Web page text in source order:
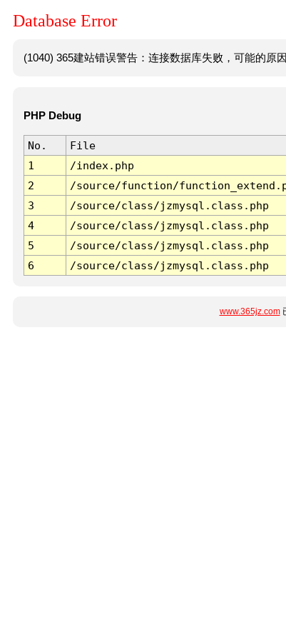
Database Error
(1040) 365建站错误警告：连接数据库失败，可能的原
PHP Debug
No. File
1
/index.php
2
/source/function/
3
/source/class/jzmysql.class.php
4
/source/class/jzmysql.class.php
5
/source/class/jzmysql.class.php
6
/source/class/jzmysql.class.php
www.365jz.com